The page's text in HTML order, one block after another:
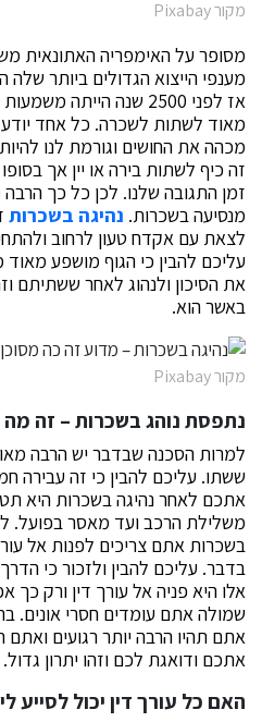
מקור Pixabay
מענפי הייצוא הגדולים ביותר שלה
אז לפני 2500 שנה הייתה
מאוד לשתות לשכרה. כל אחד יודע
מכהה את החושים וגורמת לנו
זה כיף לשתות בירה או יין אך
זמן התגובה שלנו. לכן כל כך הרבה
מנסיעה בשכרות. נהיגה בשכרות
לצאת עם אקדח טעון לרחוב
עליכם להבין כי הגוף מושפע
את הסיכון ולנהוג לאחר ששתיתם
באשר הוא.
מקור Pixabay
נתפסת נוהג בשכרות – זה
למרות הסכנה שבדבר יש הרבה
ששתו. עליכם להבין כי זה עבירה
אתכם לאחר נהיגה בשכרות היא
משלילת הרכב ועד מאסר בפועל.
בשכרות אתם צריכים לפנות אל
בדבר. עליכם להבין ולזכור כי
אלו היא פניה אל עורך דין ורק
שמולה אתם עומדים חסרי אונים.
אתם תהיו הרבה יותר רגועים
אתכם ודואגת לכם וזהו יתרון גדול.
האם כל עורך דין יכול לסייע